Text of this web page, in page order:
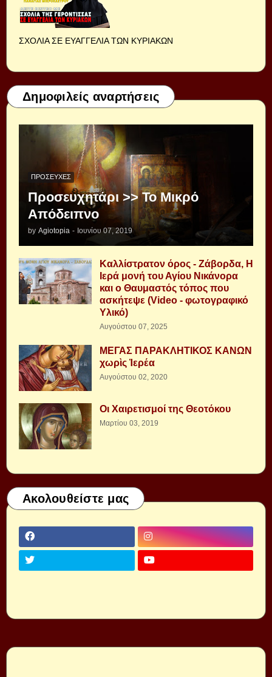
ΣΧΟΛΙΑ ΣΕ ΕΥΑΓΓΕΛΙΑ ΤΩΝ ΚΥΡΙΑΚΩΝ
Δημοφιλείς αναρτήσεις
ΠΡΟΣΕΥΧΈΣ
Προσευχητάρι >> Το Μικρό
Απόδειπνο
by Agiotopia - Ιουνίου 07, 2019
Καλλίστρατον όρος - Ζάβορδα, Η
Ιερά μονή του Αγίου Νικάνορα
και ο Θαυμαστός τόπος που
ασκήτεψε (Video - φωτογραφικό
Υλικό)
Αυγούστου 07, 2025
ΜΕΓΑΣ ΠΑΡΑΚΛΗΤΙΚΟΣ ΚΑΝΩΝ
χωρὶς Ἱερέα
Αυγούστου 02, 2020
Οι Χαιρετισμοί της Θεοτόκου
Μαρτίου 03, 2019
Ακολουθείστε μας